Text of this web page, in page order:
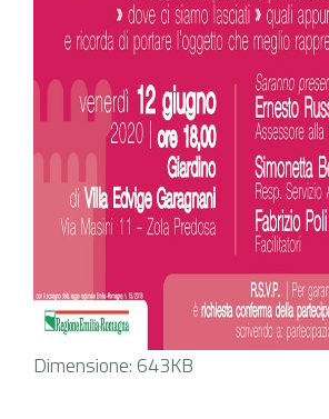
Clicca
Dimensione: 643KB